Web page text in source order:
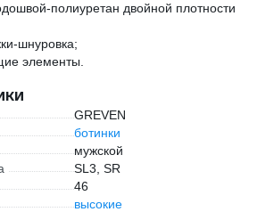
полиуретан двойной плотности
шнуровка;
элементы.
GREVEN
ботинки
мужской
SL3, SR
46
высокие